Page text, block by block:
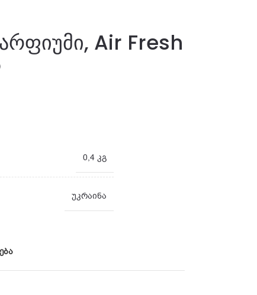
Air Fresh
0,4 კგ
უკრაინა